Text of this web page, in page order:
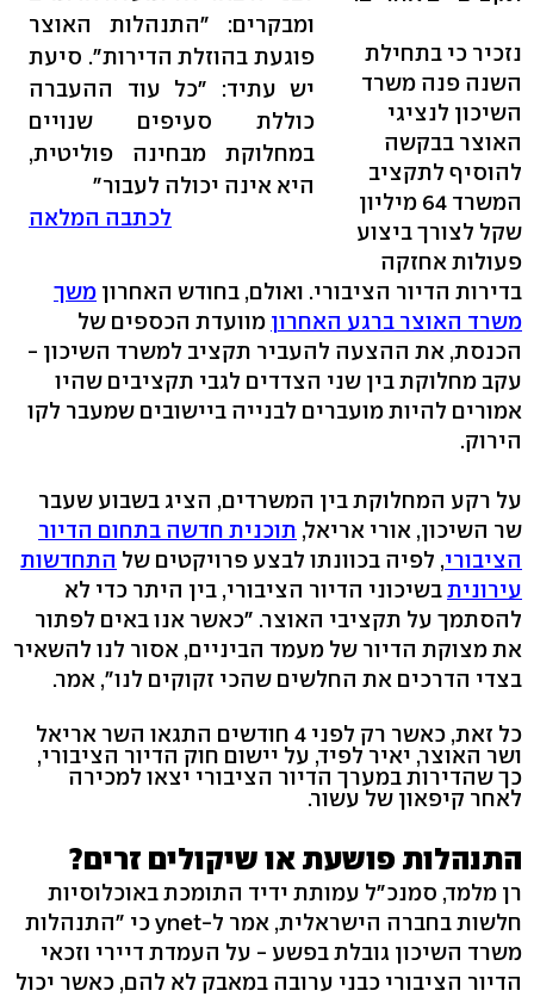
ומבקרים: "התנהלות האוצר
פוגעת בהוזלת הדירות". סיעת
יש עתיד: "כל עוד ההעברה
כוללת סעיפים שנויים
במחלוקת מבחינה פוליטית,
היא אינה יכולה לעבור"
לכתבה המלאה
נזכיר כי בתחילת
השנה פנה משרד
השיכון לנציגי
האוצר בבקשה
להוסיף לתקציב
המשרד 64 מיליון
שקל לצורך ביצוע
פעולות אחזקה
בדירות הדיור הציבורי. ואולם, בחודש האחרון משך
משרד האוצר ברגע האחרון מוועדת הכספים של
הכנסת, את ההצעה להעביר תקציב למשרד השיכון -
עקב מחלוקת בין שני הצדדים לגבי תקציבים שהיו
אמורים להיות מועברים לבנייה ביישובים שמעבר לקו
הירוק.
על רקע המחלוקת בין המשרדים, הציג בשבוע שעבר
שר השיכון, אורי אריאל, תוכנית חדשה בתחום הדיור
הציבורי, לפיה בכוונתו לבצע פרויקטים של התחדשות
עירוניתבשיכוני הדיור הציבורי, בין היתר כדי לא
להסתמך על תקציבי האוצר. "כאשר אנו באים לפתור
את מצוקת הדיור של מעמד הביניים, אסור לנו להשאיר
בצדי הדרכים את החלשים שהכי זקוקים לנו", אמר.
כל זאת, כאשר רק לפני 4 חודשים התגאו השר אריאל
ושר האוצר, יאיר לפיד, על יישום חוק הדיור הציבורי,
כך שהדירות במערך הדיור הציבורי יצאו למכירה
לאחר קיפאון של עשור.
התנהלות פושעת או שיקולים זרים?
רן מלמד, סמנכ"ל עמותת ידיד התומכת באוכלוסיות
חלשות בחברה הישראלית, אמר ל-ynet כי "התנהלות
משרד השיכון גובלת בפשע - על העמדת דיירי וזכאי
הדיור הציבורי כבני ערובה במאבק לא להם, כאשר יכול